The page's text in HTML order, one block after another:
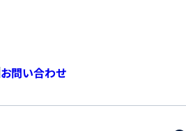
お問い合わせ